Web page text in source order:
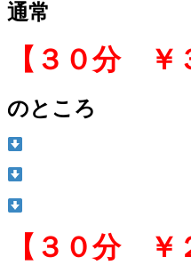
通常
【 ３０分 ￥
のところ
【３０分 ￥